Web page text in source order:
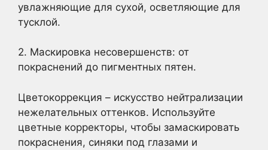
увлажняющие для сухой, осветляющие для
тусклой.
2. Маскировка несовершенств: от
покраснений до пигментных пятен.
Цветокоррекция – искусство нейтрализации
нежелательных оттенков. Используйте
цветные корректоры, чтобы замаскировать
покраснения, синяки под глазами и